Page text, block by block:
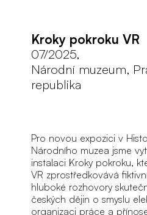
Kroky pokroku VR
07/2025,
Národní muzeum,
republika
Pro novou expozici v
Národního muzea jsme
instalaci Kroky pokroku,
VR zprostředkovává
hluboké rozhovory
českých dějin o smyslu
organizaci práce a